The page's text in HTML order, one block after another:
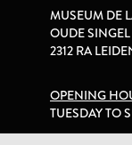
MUSEUM DE
OUDE
2312 RA
OPENING
TUESDAY TO